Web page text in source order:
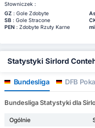
Słowniczek :
GZ: Gole Zdobyte
SB: Gole Stracone
PEN: Zdobyte Rzuty Karne
Statystyki Sirlord
Bundesliga DFB
Bundesliga Statystyki dla
Ogólnie